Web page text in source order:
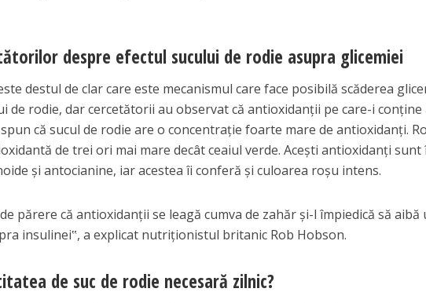
despre efectul sucului de rodie asupra glicemiei
destul de clar care este mecanismul care face posibilă scăderea
de rodie, dar cercetătorii au observat că antioxidanţii pe care-i conţine
spun că sucul de rodie are o concentraţie foarte mare de antioxidanţi.
de trei ori mai mare decât ceaiul verde. Aceşti antioxidanţi sunt
şi antocianine, iar acestea îi conferă şi culoarea roşu intens.
părere că antioxidanţii se leagă cumva de zahăr şi-l împiedică să aibă
insulinei‟, a explicat nutriţionistul britanic Rob Hobson.
de suc de rodie necesară zilnic?